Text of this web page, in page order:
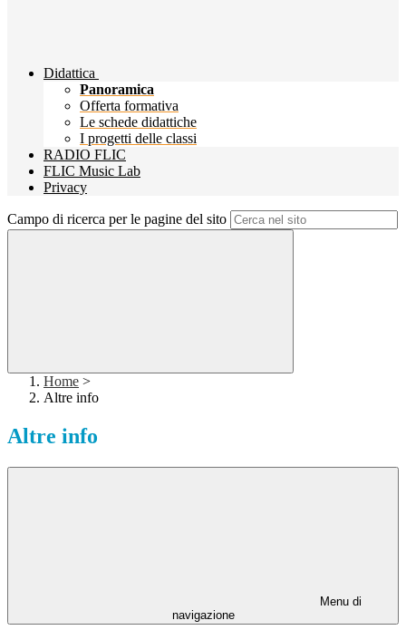
Didattica
Panoramica
Offerta formativa
Le schede didattiche
I progetti delle classi
RADIO FLIC
FLIC Music Lab
Privacy
Campo di ricerca per le pagine del sito
Home >
Altre info
Altre info
Menu di
navigazione